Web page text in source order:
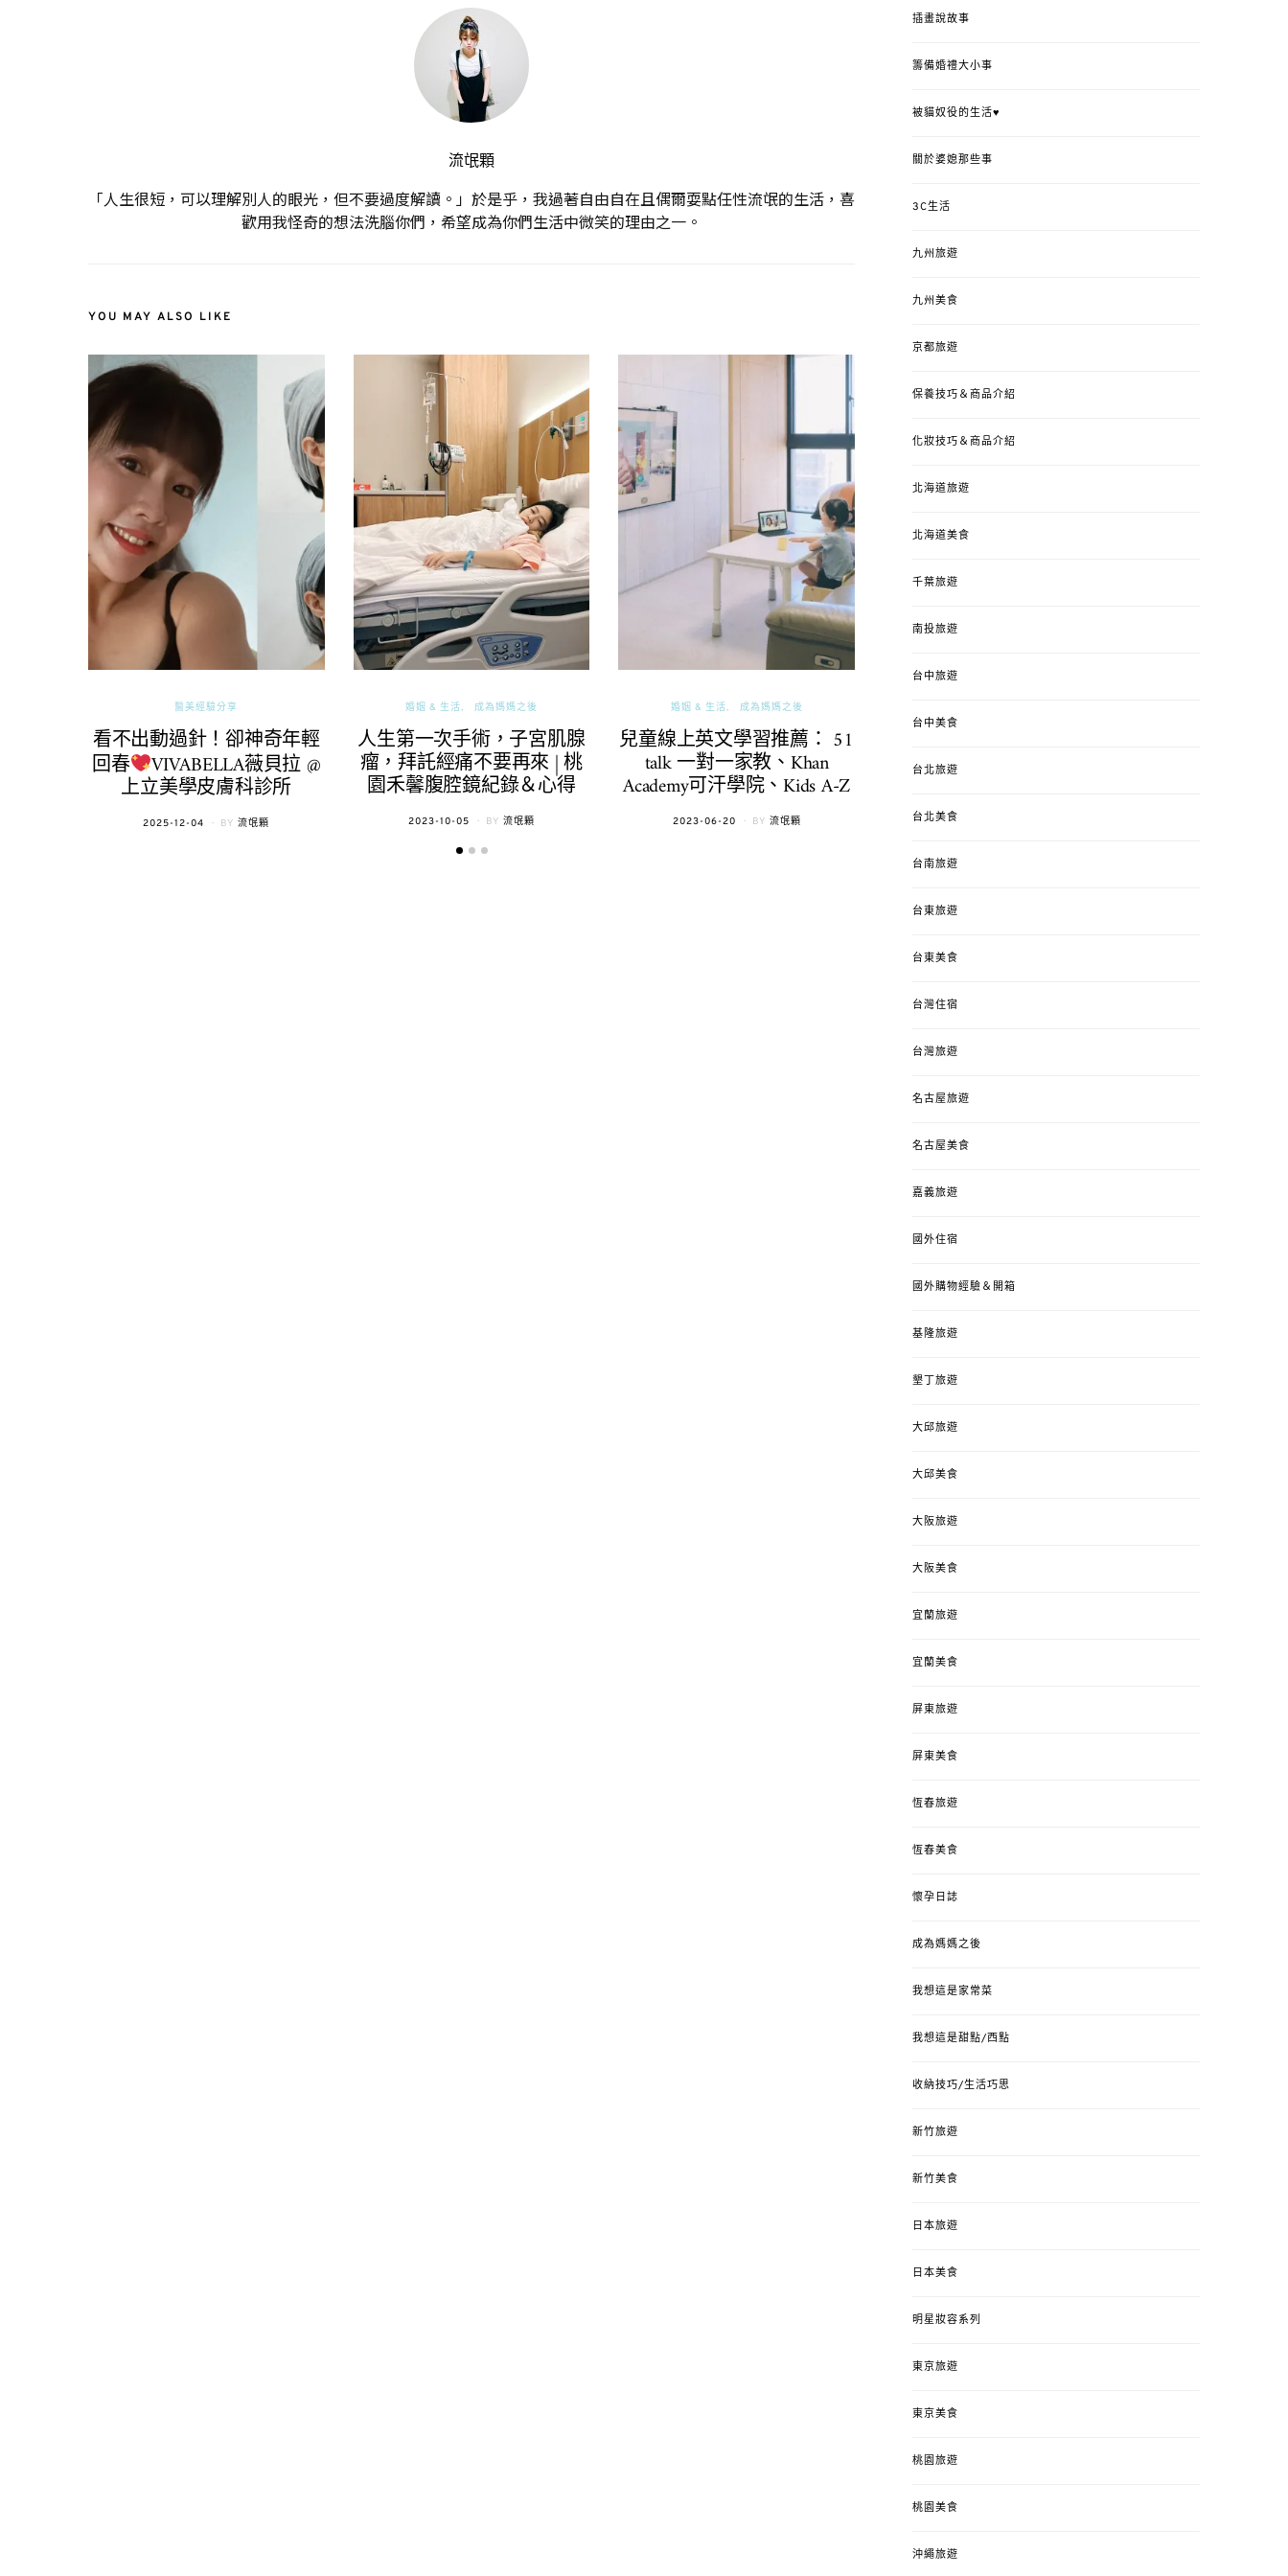
流氓顆
「人生很短，可以理解別人的眼光，但不要過度解讀。」於是乎，我過著自由自在且偶爾耍點任性流氓的生活，喜
歡用我怪奇的想法洗腦你們，希望成為你們生活中微笑的理由之一。
YOU MAY ALSO LIKE
醫美經驗分享
看不出動過針！卻神奇年輕
回春 VIVABELLA薇貝拉 @
上立美學皮膚科診所
POSTED
2025-12-04 BY 流氓顆
婚姻 & 生活 成為媽媽之後
人生第一次手術，子宮肌腺
瘤，拜託經痛不要再來 | 桃
園禾馨腹腔鏡紀錄＆心得
POSTED
2023-10-05 BY 流氓顆
婚姻 & 生活 成為媽媽之後
兒童線上英文學習推薦： 51
talk 一對一家教、Khan
Academy可汗學院、Kids A-Z
POSTED
2023-06-20 BY 流氓顆
錯、認識華德福
ON
插畫說故事
籌備婚禮大小事
被貓奴役的生活♥
關於婆媳那些事
3C生活
九州旅遊
九州美食
京都旅遊
保養技巧＆商品介紹
化妝技巧＆商品介紹
北海道旅遊
北海道美食
千葉旅遊
南投旅遊
台中旅遊
台中美食
台北旅遊
台北美食
台南旅遊
台東旅遊
台東美食
台灣住宿
台灣旅遊
名古屋旅遊
名古屋美食
嘉義旅遊
國外住宿
國外購物經驗＆開箱
基隆旅遊
墾丁旅遊
大邱旅遊
大邱美食
大阪旅遊
大阪美食
宜蘭旅遊
宜蘭美食
屏東旅遊
屏東美食
恆春旅遊
恆春美食
懷孕日誌
成為媽媽之後
我想這是家常菜
我想這是甜點/西點
收納技巧/生活巧思
新竹旅遊
新竹美食
日本旅遊
日本美食
明星妝容系列
東京旅遊
東京美食
桃園旅遊
桃園美食
沖繩旅遊